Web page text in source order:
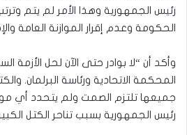
رئيس الجمهورية وهذا الأمر لم يتم
الحكومة وعدم إقرار الموازنة العامة
وأكد أن “لا بوادر حتى الآن لحل الأزمة
المحكمة الاتحادية ورئاسة البرلمان.
جميعها تلتزم الصمت ولم يتحدد أي
رئيس الجمهورية بسبب تناحر الكتل